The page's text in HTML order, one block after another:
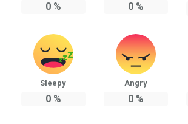
0% 0%
Sleepy
0%
Angry
0%